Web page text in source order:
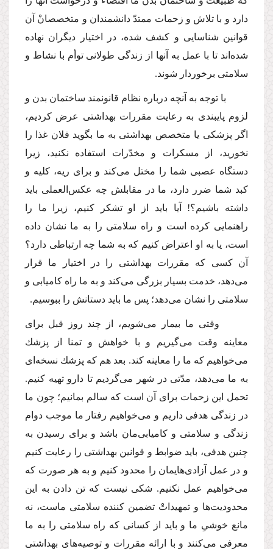
دارد و با تلاش و زحمات ممتدّ دانشمندان و متخصصانْ آن
قوانین شناسایى و كشف شده، در اختیار دیگران نهاده
شده‌اند تا با عمل به آنها از زندگى طولانى توأم با نشاط و
سلامتى برخوردار شوند.
با توجه به آنچه درباره نظام قانونمند ساختمان بدن و
لزوم پایبندى به رعایت مقررات بهداشتى عرض كردیم،
اگر پزشكى یا متخصص بهداشتى به ما بگوید فلان غذا را
نخورید، از مسكرات و مخدّرات استفاده نكنید، زیرا
دستگاه عصبى شما را مختل مى‌كند و براى ریه، كلیه و
كبد شما ضرر دارد، ما در مقابلش چه عكس‌العملى باید
داشته باشیم؟! آیا باید از او تشكر كنیم، زیرا ما را
راهنمایى كرده است و راه سلامتى را به ما نشان داده
است، یا به او اعتراض كنیم كه به شما چه ارتباطى دارد؟
آن كسى كه مقررات بهداشتى را در اختیار ما قرار
مى‌دهد، خدمت بسیار بزرگى مى‌كند و به ما راه كامیابى و
سلامتى را نشان مى‌دهد؛ پس ما باید دستانش را ببوسیم.
وقتى ما بیمار مى‌شویم، از چند روز قبل براى
معاینه وقت مى‌گیریم و با خواهش و تمنا از پزشك
مى‌خواهیم كه ما را معاینه كند. بعد هم كه پزشك نسخه‌اى
به ما مى‌دهد، مدّتى در شهر مى‌گردیم تا دارو تهیه كنیم.
تحمل این زحمات براى آن است كه سالم بمانیم؛ چون ما
در زندگى هدفى داریم و مى‌خواهیم رفتار ما موجب دوام
زندگى و سلامتى و كامیابى‌مان باشد و براى رسیدن به
چنین هدفى، باید ضوابط و قوانین بهداشتى را رعایت كنیم
و در عمل آزادى‌هایمان را محدود كنیم و به هر صورت كه
مى‌خواهیم عمل نكنیم. شكى نیست كه تن دادن به این
محدودیت‌ها و تمهیداتْ تضمین كننده سلامتى ماست، نه
مانع خوشىِ ما و باید از كسانى كه راه سلامتى را به ما
معرفى مى‌كنند و با ارائه مقررات و توصیه‌هاى بهداشتى